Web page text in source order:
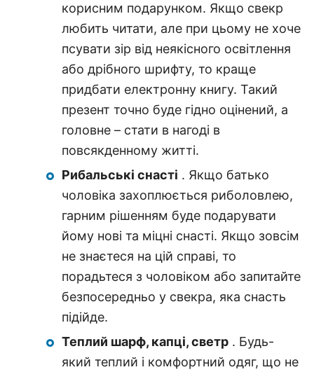
корисним подарунком. Якщо свекр
любить читати, але при цьому не хоче
псувати зір від неякісного освітлення
або дрібного шрифту, то краще
придбати електронну книгу. Такий
презент точно буде гідно оцінений, а
головне – стати в нагоді в
повсякденному житті.
Рибальські снасті . Якщо батько
чоловіка захоплюється риболовлею,
гарним рішенням буде подарувати
йому нові та міцні снасті. Якщо зовсім
не знаєтеся на цій справі, то
порадьтеся з чоловіком або запитайте
безпосередньо у свекра, яка снасть
підійде.
Теплий шарф, капці, светр . Будь-
який теплий і комфортний одяг, що не